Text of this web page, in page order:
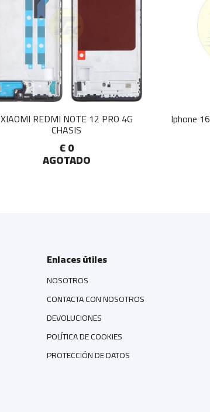
XIAOMI REDMI NOTE 12 PRO 4G
CHASIS
€ 0
AGOTADO
Iphone
Enlaces útiles
NOSOTROS
CONTACTA CON NOSOTROS
DEVOLUCIONES
POLÍTICA DE COOKIES
PROTECCIÓN DE DATOS